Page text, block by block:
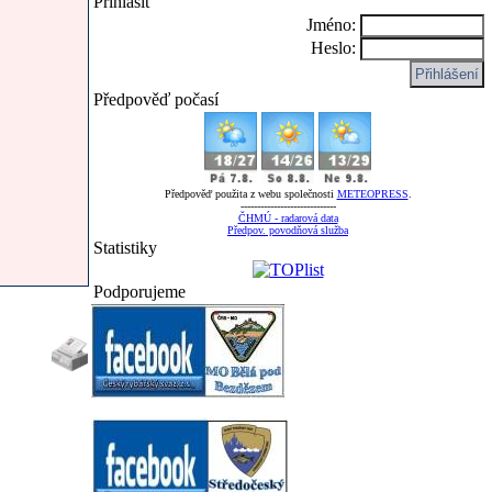
Jméno:
Heslo:
Předpověď počasí
Předpověď použita z webu společnosti METEOPRESS
-----------------------------
ČHMÚ - radarová data
Předpov. povodňová služba
Statistiky
Podporujeme